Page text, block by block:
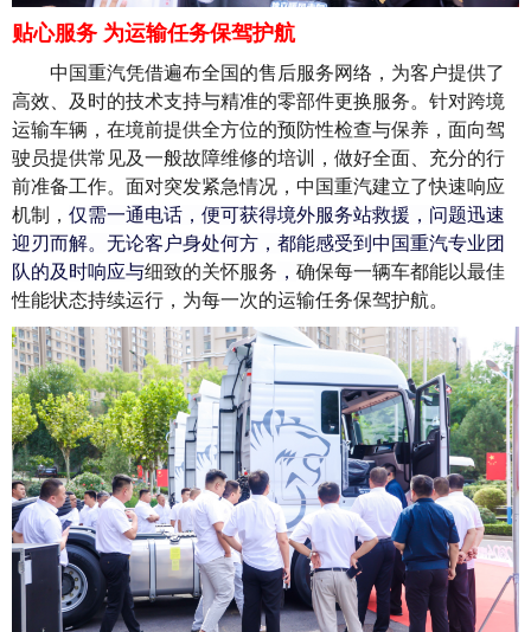
贴心服务 为运输任务保驾护航
中国重汽凭借遍布全国的售后服务网络，为客户提供了
高效、
及时的技术支持与精准的零部件更换服务。针对跨境
运输车辆，在境前提供全方位的预防性检查与保养，面向驾
驶员提供常见及一般故障维修的培训，做好全面、充分的行
前准备工作。面对突发紧急情况，中国重汽建立了快速响应
机制， 仅需一通电话，便可获得境外服务站救援，问题迅速
迎刃而解。无论客户身处何方，都能感受到中国重汽专业团
队的及时响应与细致的关怀服务 ， 确保每一辆车都能以最佳
性能状态持续运行，为每一次的运输任务保驾护航。